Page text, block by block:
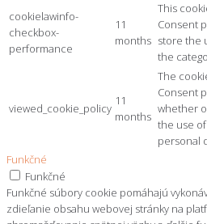
cookielawinfo-
checkbox-
performance
11
months
This
Consent
store the
the
viewed_cookie_policy
11
months
The
Consent
whether
the use
personal
Funkčné
Funkčné
Funkčné súbory cookie pomáhajú
zdieľanie obsahu webovej stránky na